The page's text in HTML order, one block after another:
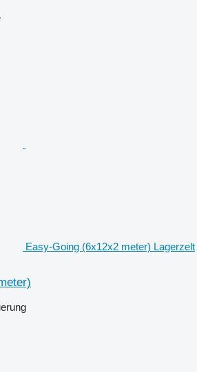
Easy-Going (6x12x2 meter) Lagerzelt